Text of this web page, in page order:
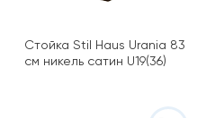
Стойка Stil Haus Urania 83
см никель сатин U19(36)